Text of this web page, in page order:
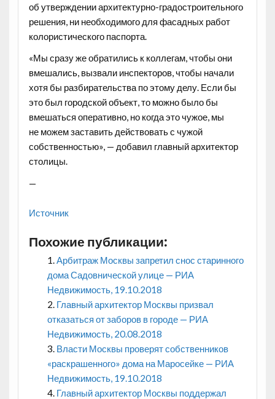
об утверждении архитектурно-градостроительного
решения, ни необходимого для фасадных работ
колористического паспорта.
«Мы сразу же обратились к коллегам, чтобы они
вмешались, вызвали инспекторов, чтобы начали
хотя бы разбирательства по этому делу. Если бы
это был городской объект, то можно было бы
вмешаться оперативно, но когда это чужое, мы
не можем заставить действовать с чужой
собственностью», — добавил главный архитектор
столицы.
—
Источник
Похожие публикации:
Арбитраж Москвы запретил снос старинного
дома Садовнической улице — РИА
Недвижимость, 19.10.2018
Главный архитектор Москвы призвал
отказаться от заборов в городе — РИА
Недвижимость, 20.08.2018
Власти Москвы проверят собственников
«раскрашенного» дома на Маросейке — РИА
Недвижимость, 19.10.2018
Главный архитектор Москвы поддержал